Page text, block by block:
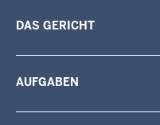
DAS GERICHT
AUFGABEN